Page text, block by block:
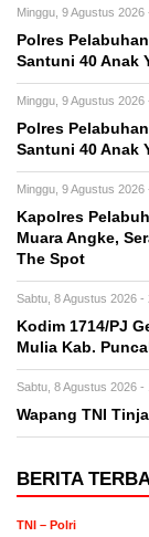
Minggu, 9 Agustus 2026
Polres
Santuni 40 Anak
Minggu, 9 Agustus 2026
Polres
Santuni 40 Anak
Minggu, 9 Agustus 2026
Kapolres
Muara Angke,
The Spot
Sabtu, 8 Agustus 2026 -
Kodim 1714/PJ
Mulia Kab.
Sabtu, 8 Agustus 2026 -
Wapang TNI
BERITA
TNI – Polri